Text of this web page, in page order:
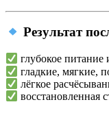
Результат
глубокое
гладкие, мягкие,
лёгкое
восстановленная